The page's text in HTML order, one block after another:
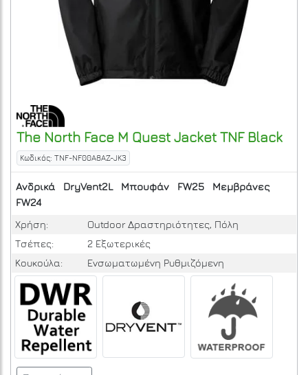
The North Face M Quest Jacket TNF Black
Κωδικός: TNF-NF00A8AZ-JK3
Ανδρικά DryVent2L Μπουφάν FW25
Μεμβράνες
FW24
Χρήση:
Outdoor Δραστηριότητες, Πόλη
Τσέπες:
2 Εξωτερικές
Κουκούλα:
Ενσωματωμένη Ρυθμιζόμενη